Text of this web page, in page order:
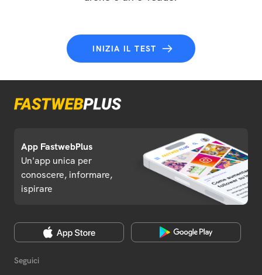
INIZIA IL TEST
App FastwebPlus
Un'app unica per
conoscere, informare,
ispirare
Seguici